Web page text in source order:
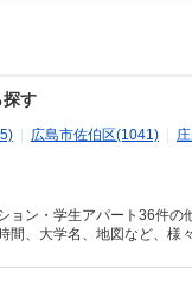
探す
広島市佐伯区(1041)
ョン・学生アパート36件
間、大学名、地図など、様